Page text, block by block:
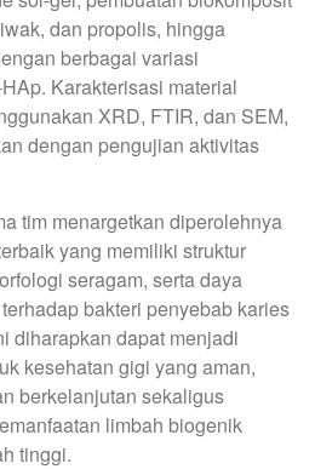
dan propolis, hingga
berbagai variasi
Karakterisasi material
XRD, FTIR, dan SEM,
dengan pengujian aktivitas
tim menargetkan diperolehnya
yang memiliki struktur
seragam, serta daya
bakteri penyebab karies
diharapkan dapat menjadi
kesehatan gigi yang aman,
berkelanjutan sekaligus
limbah biogenik
tinggi.